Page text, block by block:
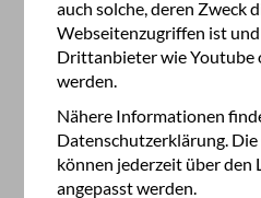
1 x gemeinsames
Kräuterwanderung inkl.
Eintritt Bärenwald
Eintritt Burg
Busfahrt Arbesbach,
Gebühr
Waldpädagogik-
Ein Getränk für jeden
auch solche, deren Zweck
Webseitenzugriffen ist
Drittanbieter wie Youtube
werden.
Nähere Informationen
Datenschutzerklärung.
können jederzeit über den
angepasst werden.